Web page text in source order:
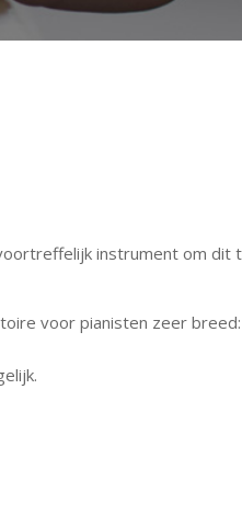
instrument om dit
voor pianisten zeer